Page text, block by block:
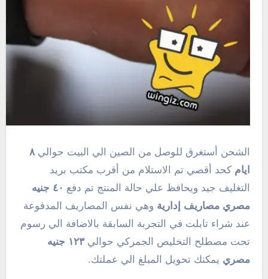
الشحن أستغرق للوصل من الصين الي البيت حوالي٨
ايام كحد أقصي تم الاستلام من أقرب مكتب بريد
التغليف جيد ويحافظ علي حالة المنتج تم دفع
٤٠ جنيه
مصري مصاريف إدارية وهي نفس المصاريف المدفوعة
عند شراء تابلت في التجربة السابقة بالاضافة الي رسوم
تحت مصطلح التخليص الجمركي حوالي
١٢٣ جنيه
مصري يمكنك تحويل المبلغ الي عملتك.